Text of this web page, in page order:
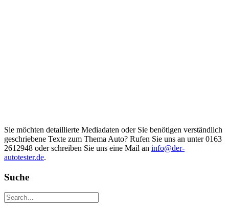
Sie möchten detaillierte Mediadaten oder Sie benötigen verständlich
geschriebene Texte zum Thema Auto? Rufen Sie uns an unter 0163
2612948 oder schreiben Sie uns eine Mail an info@der-
autotester.de.
Suche